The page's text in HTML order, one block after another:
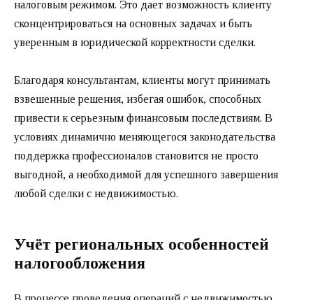
налоговым режимом. Это дает возможность клиенту
сконцентрироваться на основных задачах и быть
уверенным в юридической корректности сделки.
Благодаря консультантам, клиенты могут принимать
взвешенные решения, избегая ошибок, способных
привести к серьезным финансовым последствиям. В
условиях динамично меняющегося законодательства
поддержка профессионалов становится не просто
выгодной, а необходимой для успешного завершения
любой сделки с недвижимостью.
Учёт региональных особенностей
налогообложения